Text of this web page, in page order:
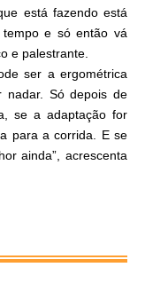
está fazendo está
e só então vá
e palestrante.
ser a ergométrica
nadar. Só depois de
se a adaptação for
para a corrida. E se
ainda”, acrescenta